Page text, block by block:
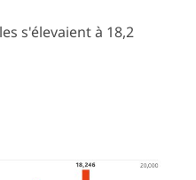
s'élevaient à 18,2